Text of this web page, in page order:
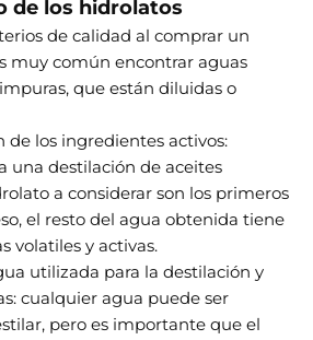
de los hidrolatos
de calidad al comprar un
muy común encontrar aguas
que están diluidas o
de los ingredientes activos:
una destilación de aceites
a considerar son los primeros
el resto del agua obtenida tiene
volatiles y activas.
utilizada para la destilación y
cualquier agua puede ser
pero es importante que el